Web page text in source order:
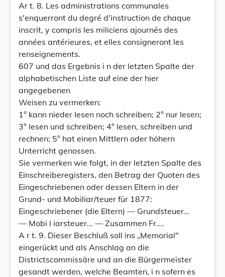
Ar t. 8. Les administrations communales
s'enquerront du degré d'instruction de chaque
inscrit, y compris les miliciens ajournés des
années antérieures, et elles consigneront les
renseignements.
607 und das Ergebnis i n der letzten Spalte der
alphabetischen Liste auf eine der hier
angegebenen
Weisen zu vermerken:
1° kann nieder lesen noch schreiben; 2° nur lesen;
3° lesen und schreiben; 4° lesen, schreiben und
rechnen; 5° hat einen Mittlern oder höhern
Unterricht genossen.
Sie vermerken wie folgt, in der letzten Spalte des
Einschreiberegisters, den Betrag der Quoten des
Eingeschriebenen oder dessen Eltern in der
Grund- und Mobiliar/teuer für 1877:
Eingeschriebener (die Eltern) — Grundsteuer...
— Mobi l iarsteuer... — Zusammen Fr....
A r t. 9. Dieser Beschluß soll ins „Memorial"
eingerückt und als Anschlag an die
Districtscommissäre und an die Bürgermeister
gesandt werden, welche Beamten, i n sofern es